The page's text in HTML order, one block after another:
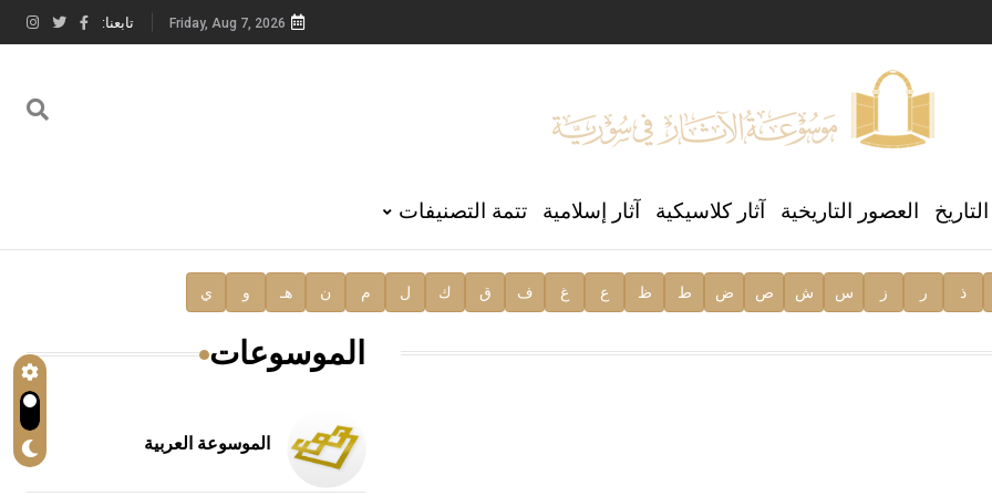
العالمي للغة العربية
Friday, Aug 7, 2026 تابعنا:
العصور التاريخية آثار كلاسيكية آثار إسلامية تتمة التصنيفات
ذ ر ز س ش ص ض ط ظ ع غ ف ق ك ل م ن هـ و ي
الموسوعات
الموسوعة العربية